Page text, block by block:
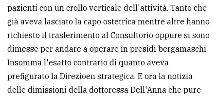
pazienti con un crollo verticale dell'attività. Tanto che
già aveva lasciato la capo ostetrica mentre altre hanno
richiesto il trasferimento al Consultorio oppure si sono
dimesse per andare a operare in presidi bergamaschi.
Insomma l'esatto contrario di quanto aveva
prefigurato la Direzioen strategica. E ora la notizia
delle dimissioni della dottoressa Dell'Anna che pure